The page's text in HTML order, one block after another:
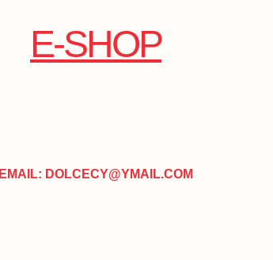
E-SHOP
EMAIL: DOLCECY@YMAIL.COM